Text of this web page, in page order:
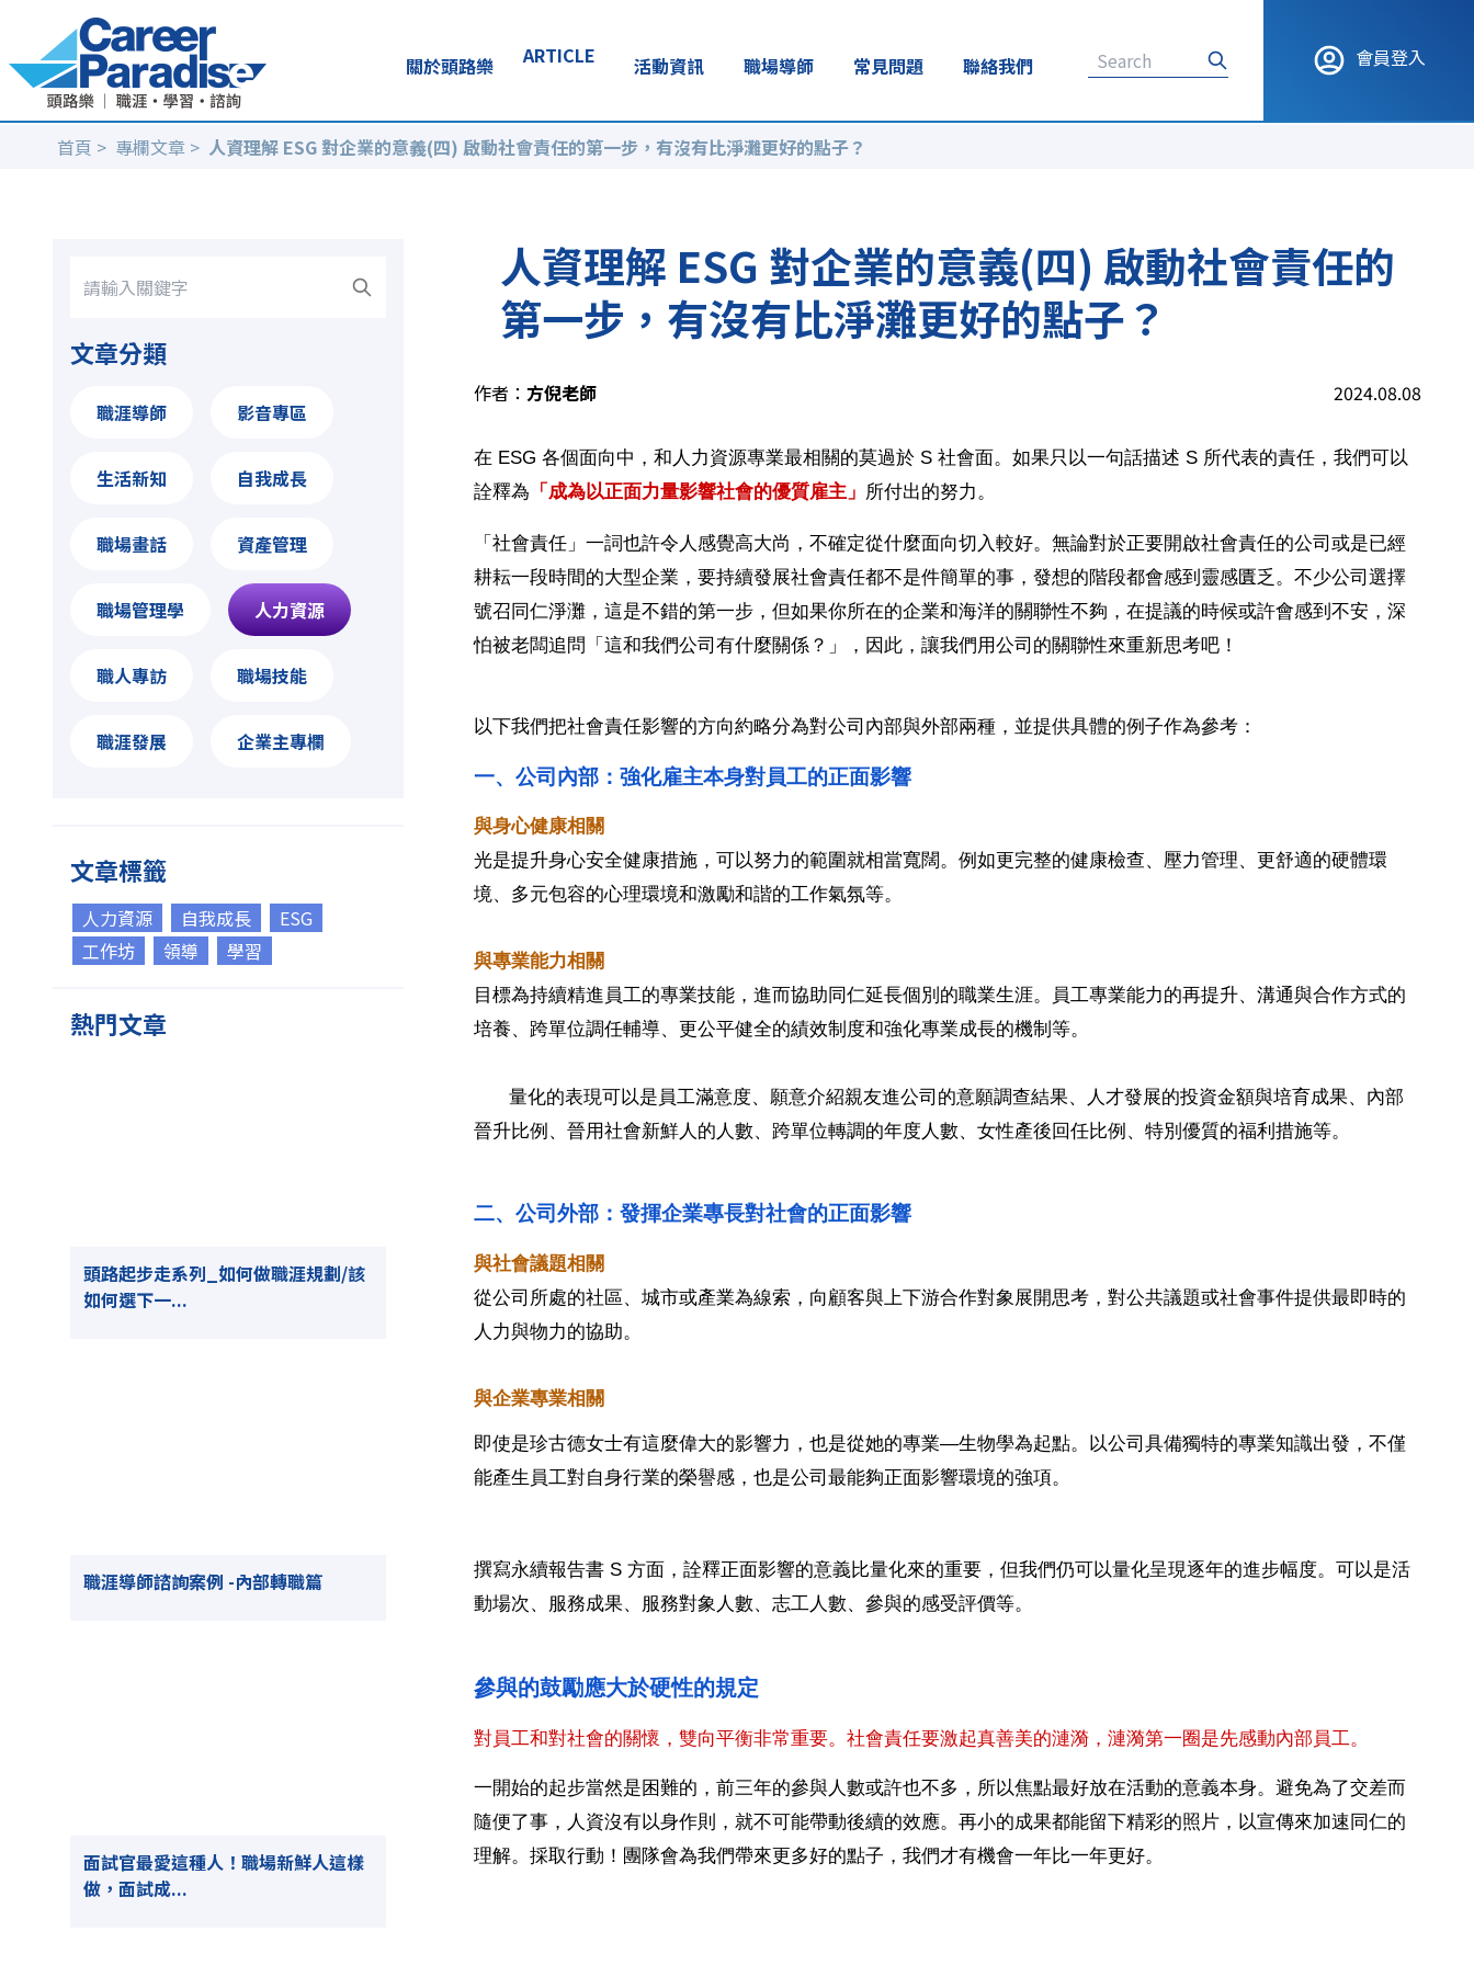
關於頭路樂 ARTICLE 活動資訊 職場導師 常見問題 聯絡我們 會員登入
首頁 > 專欄文章 > 人資理解 ESG 對企業的意義(四) 啟動社會責任的第一步，有沒有比淨灘更好的點子？
文章分類
職涯導師 影音專區
生活新知 自我成長
職場畫話 資產管理
職場管理學 人力資源
職人專訪 職場技能
職涯發展 企業主專欄
文章標籤
人力資源 自我成長
ESG
工作坊
領導 學習
人資理解 ESG 對企業的意義(四) 啟動社會責任的
第一步，有沒有比淨灘更好的點子？
作者： 方倪老師 2024.08.08
在 ESG 各個面向中，和人力資源專業最相關的莫過於 S 社會面。如果只以一句話描述 S 所代表的責任，我們可以
詮釋為 「成為以正面力量影響社會的優質雇主」 所付出的努力。
「社會責任」一詞也許令人感覺高大尚，不確定從什麼面向切入較好。無論對於正要開啟社會責任的公司或是已經
耕耘一段時間的大型企業，要持續發展社會責任都不是件簡單的事，發想的階段都會感到靈感匱乏。不少公司選擇
號召同仁淨灘，這是不錯的第一步，但如果你所在的企業和海洋的關聯性不夠，在提議的時候或許會感到不安，深
怕被老闆追問「這和我們公司有什麼關係？」，因此，讓我們用公司的關聯性來重新思考吧！
以下我們把社會責任影響的方向約略分為對公司內部與外部兩種，並提供具體的例子作為參考：
一、公司內部：強化雇主本身對員工的正面影響
與身心健康相關
光是提升身心安全健康措施，可以努力的範圍就相當寬闊。例如更完整的健康檢查、壓力管理、更舒適的硬體環
境、多元包容的心理環境和激勵和諧的工作氣氛等。
與專業能力相關
目標為持續精進員工的專業技能，進而協助同仁延長個別的職業生涯。員工專業能力的再提升、溝通與合作方式的
培養、跨單位調任輔導、更公平健全的績效制度和強化專業成長的機制等。
量化的表現可以是員工滿意度、願意介紹親友進公司的意願調查結果、人才發展的投資金額與培育成果、內部
晉升比例、晉用社會新鮮人的人數、跨單位轉調的年度人數、女性產後回任比例、特別優質的福利措施等。
二、公司外部：發揮企業專長對社會的正面影響
與社會議題相關
從公司所處的社區、城市或產業為線索，向顧客與上下游合作對象展開思考，對公共議題或社會事件提供最即時的
人力與物力的協助。
與企業專業相關
即使是珍古德女士有這麼偉大的影響力，也是從她的專業—生物學為起點。以公司具備獨特的專業知識出發，不僅
能產生員工對自身行業的榮譽感，也是公司最能夠正面影響環境的強項。
撰寫永續報告書 S 方面，詮釋正面影響的意義比量化來的重要，但我們仍可以量化呈現逐年的進步幅度。可以是活
動場次、服務成果、服務對象人數、志工人數、參與的感受評價等。
參與的鼓勵應大於硬性的規定
對員工和對社會的關懷，雙向平衡非常重要。社會責任要激起真善美的漣漪，漣漪第一圈是先感動內部員工。
一開始的起步當然是困難的，前三年的參與人數或許也不多，所以焦點最好放在活動的意義本身。避免為了交差而
隨便了事，人資沒有以身作則，就不可能帶動後續的效應。再小的成果都能留下精彩的照片，以宣傳來加速同仁的
理解。採取行動！團隊會為我們帶來更多好的點子，我們才有機會一年比一年更好。
熱門文章
頭路起步走系列_如何做職涯規劃/該
如何選下一...
職涯導師諮詢案例 -內部轉職篇
面試官最愛這種人！職場新鮮人這樣
做，面試成...